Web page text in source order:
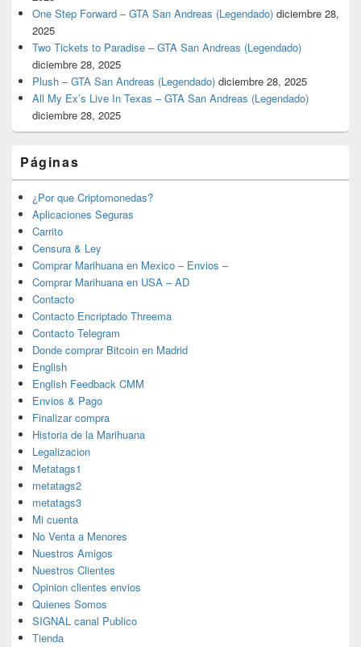
One Step Forward – GTA San Andreas (Legendado) diciembre 28,
2025
Two Tickets to Paradise – GTA San Andreas (Legendado)
diciembre 28, 2025
Plush – GTA San Andreas (Legendado) diciembre 28, 2025
All My Ex’s Live In Texas – GTA San Andreas (Legendado)
diciembre 28, 2025
Páginas
¿Por que Criptomonedas?
Aplicaciones Seguras
Carrito
Censura & Ley
Comprar Marihuana en Mexico – Envios –
Comprar Marihuana en USA – AD
Contacto
Contacto Encriptado Threema
Contacto Telegram
Donde comprar Bitcoin en Madrid
English
English Feedback CMM
Envios & Pago
Finalizar compra
Historia de la Marihuana
Legalizacion
Metatags1
metatags2
metatags3
Mi cuenta
No Venta a Menores
Nuestros Amigos
Nuestros Clientes
Opinion clientes envios
Quienes Somos
SIGNAL canal Publico
Tienda